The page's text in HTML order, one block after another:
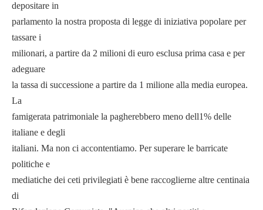
depositare in
parlamento la nostra proposta di legge di iniziativa popolare per
tassare i
milionari, a partire da 2 milioni di euro esclusa prima casa e per
adeguare
la tassa di successione a partire da 1 milione alla media europea.
La
famigerata patrimoniale la pagherebbero meno dell1% delle
italiane e degli
italiani. Ma non ci accontentiamo. Per superare le barricate
politiche e
mediatiche dei ceti privilegiati è bene raccoglierne altre centinaia
di